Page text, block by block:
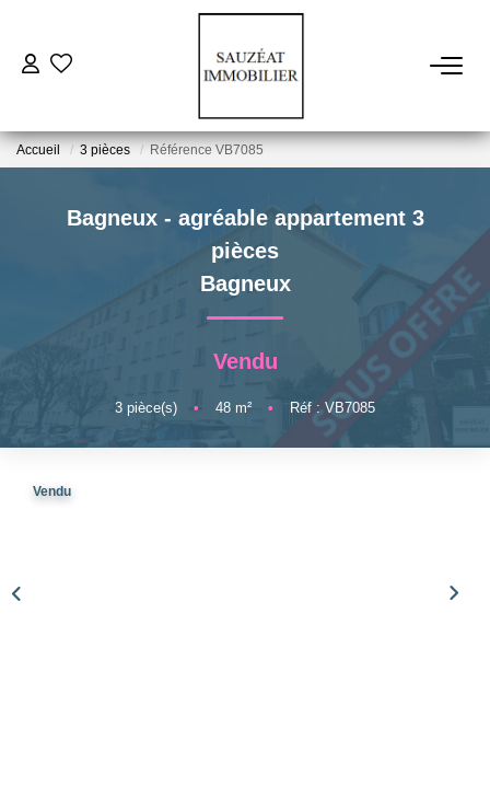
ESTIMER
FAIRE GÉRER
Accueil 3 pièces Référence VB7085
Bagneux - agréable appartement 3
pièces
Bagneux
Vendu
3 pièce(s) • 48 m² • Réf : VB7085
Vendu